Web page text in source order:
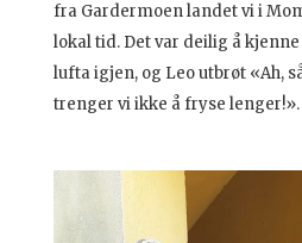
fra Gardermoen landet vi i
lokal tid. Det var deilig å
lufta igjen, og Leo utbrøt «Ah,
trenger vi ikke å fryse lenger!».